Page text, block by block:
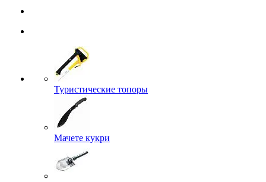
Туристические топоры
Мачете кукри